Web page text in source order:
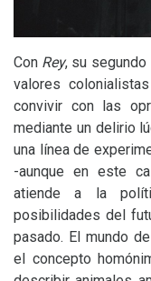
Con Rey, su segundo
valores
convivir con las
mediante un delirio
una línea de
-aunque en este
atiende a la
posibilidades del
pasado. El mundo de
el concepto